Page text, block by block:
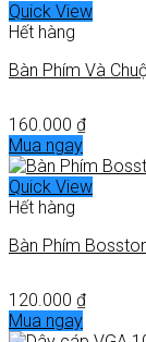
Quick View
Hết hàng
Bàn Phím Và
160.000 ₫
Mua ngay
Quick View
Hết hàng
Bàn Phím
120.000 ₫
Mua ngay